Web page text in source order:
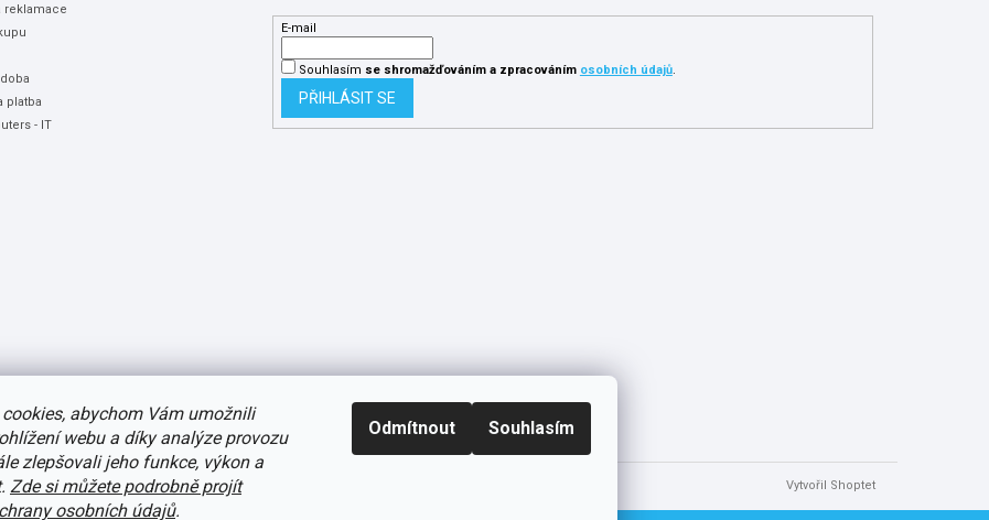
abychom Vám umožnili
webu a díky analýze provozu
zlepšovali jeho funkce, výkon a
Zde si můžete podrobně projít
osobních údajů.
Odmítnout Souhlasím
reklamace
platba
- IT
E-mail
Souhlasím se shromažďováníma zpracováním osobních údajů.
PŘIHLÁSIT SE
Vytvořil Shoptet
cookies